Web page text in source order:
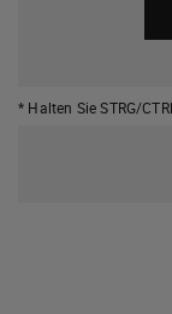
* Halten Sie STRG/